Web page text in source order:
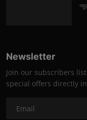
Newsletter
Join our subscribers
special offers directly